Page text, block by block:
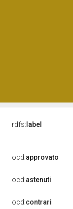
rdfs: label
ocd:approvato
ocd:astenuti
ocd:contrari